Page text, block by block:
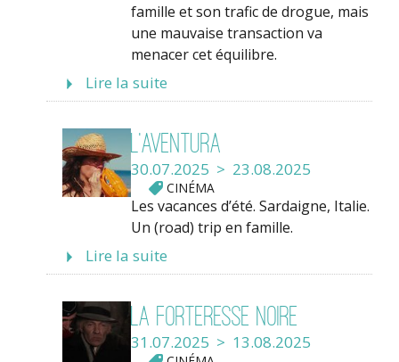
famille et son trafic de drogue, mais
une mauvaise transaction va
menacer cet équilibre.
Lire la suite
L’Aventura
30.07.2025 > 23.08.2025
CINÉMA
Les vacances d’été. Sardaigne, Italie.
Un (road) trip en famille.
Lire la suite
La Forteresse noire
31.07.2025 > 13.08.2025